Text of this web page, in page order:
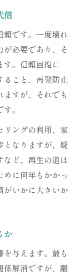
類とポイント
か？を検証
す影響とは
現実と注意点
えるのか考察
の落とし穴
する交渉事例
影響
す影響を知る
にも影響する
及ぼす変化
ための視点
償
頼です。一度壊れ
必要であり、そ
す。信頼回復に
ること、再発防止
すが、それでも
。
リングの利用、家
となりますが、疑
ど、再生の道は
に何年もかかっ
がいかに大きいか
か
与えます。最も
係解消ですが、離